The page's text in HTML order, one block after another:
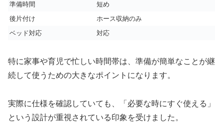
準備時間
短め
後片付け
ホース収納のみ
ベッド対応
対応
特に家事や育児で忙しい時間帯は、準備が簡単なことが継
続して使うための大きなポイントになります。
実際に仕様を確認していても、「必要な時にすぐ使える」
という設計が重視されている印象を受けました。